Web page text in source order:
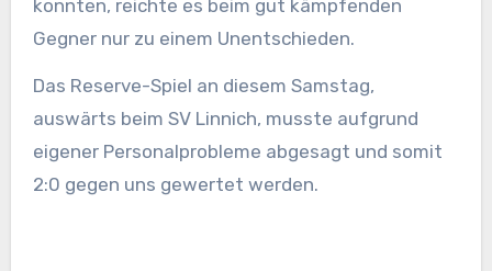
konnten, reichte es beim gut kämpfenden
Gegner nur zu einem Unentschieden.
Das Reserve-Spiel an diesem Samstag,
auswärts beim SV Linnich, musste aufgrund
eigener Personalprobleme abgesagt und somit
2:0 gegen uns gewertet werden.